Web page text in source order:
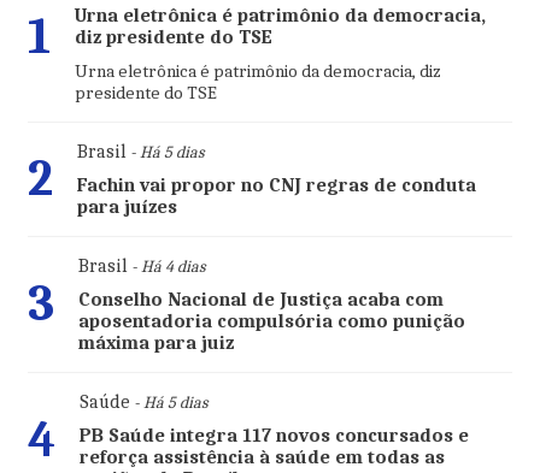
1
Urna eletrônica é patrimônio da democracia,
diz presidente do TSE
Urna eletrônica é patrimônio da democracia, diz
presidente do TSE
2 Brasil- Há 5 dias
Fachin vai propor no CNJ regras de conduta
para juízes
3
Brasil- Há 4 dias
Conselho Nacional de Justiça acaba com
aposentadoria compulsória como punição
máxima para juiz
4
Saúde - Há 5 dias
PB Saúde integra 117 novos concursados e
reforça assistência à saúde em todas as